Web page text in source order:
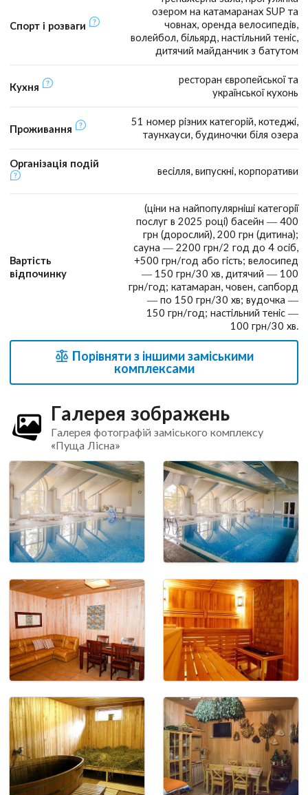
Спорт і розваги
озером на катамаранах SUP та
човнах, оренда велосипедів,
волейбол, більярд, настільний теніс,
дитячий майданчик з батутом
Кухня
ресторан європейської та
української кухонь
Проживання
51 номер різних категорій, котеджі,
таунхауси, будиночки біля озера
Організація подій
весілля, випускні, корпоративи
Вартість
відпочинку
(ціни на найпопулярніші категорії
послуг в 2025 році) басейн — 400
грн (дорослий), 200 грн (дитина);
сауна — 2200 грн/2 год до 4 осіб,
+500 грн/год або гість; велосипед
— 150 грн/30 хв, дитячий — 100
грн/год; катамаран, човен, сапборд
— по 150 грн/30 хв; вудочка —
150 грн/год; настільний теніс —
100 грн/30 хв.
Порівняти з іншими заміськими
комплексами
Галерея зображень
Галерея фотографій заміського комплексу
«Пуща Лісна»